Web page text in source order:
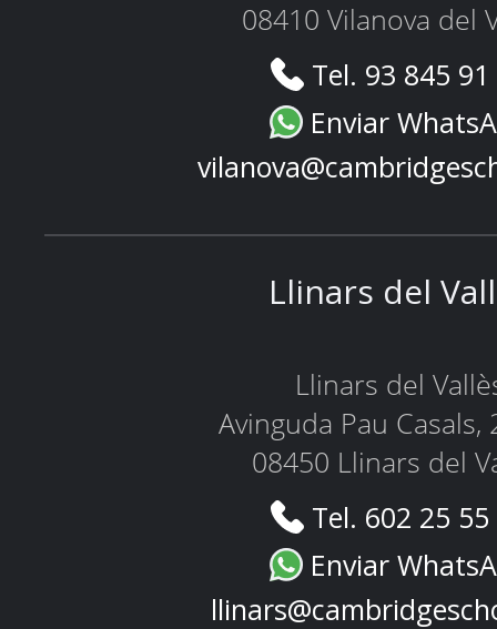
08410 Vilanova del
Tel. 93 845
Enviar
Llinars del
Llinars del
Avinguda Pau Casals,
08450 Llinars del
Tel. 602 25
Enviar